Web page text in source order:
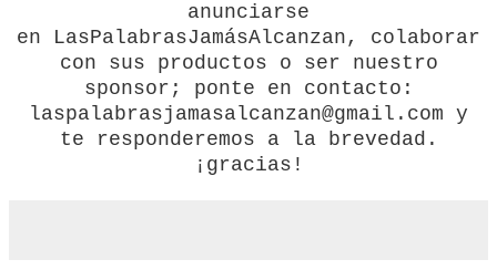
anunciarse
en
LasPalabrasJamásAlcanzan, colaborar
con sus productos o ser nuestro
sponsor; ponte en contacto:
laspalabrasjamasalcanzan@gmail.com y
te responderemos a la brevedad.
¡gracias!